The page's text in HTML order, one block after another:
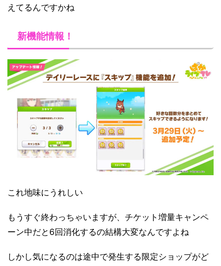
えてるんですかね
新機能情報！
これ地味にうれしい
もうすぐ終わっちゃいますが、チケット増量キャンペ
ーン中だと6回消化するの結構大変なんですよね
しかし気になるのは途中で発生する限定ショップがど